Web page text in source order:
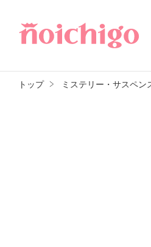
トップ ミステリー・サスペン